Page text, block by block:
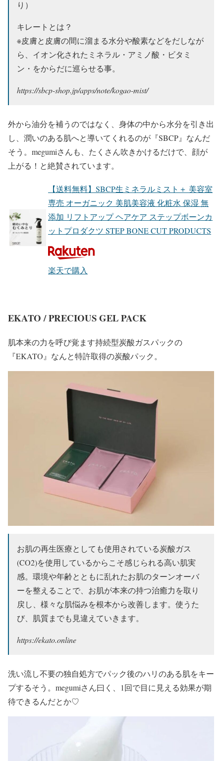
り）
キレートとは？
※皮膚と皮膚の間に溜まる水分や酸素などをだしなが
ら、イオン化されたミネラル・アミノ酸・ビタミ
ン・をからだに巡らせる事。
https://sbcp-shop.jp/apps/note/kogao-mist/
外から油分を補うのではなく、身体の中から水分を引き出
し、潤いのある肌へと導いてくれるのが『SBCP』なんだ
そう。megumiさんも、たくさん吹きかけるだけで、顔が
上がる！と絶賛されています。
【送料無料】SBCP生ミネラルミスト＋ 美容室
専売 オーガニック 美肌美容液 化粧水 保湿 無
添加 リフトアップ ヘアケア ステップボーンカ
ットプロダクツ STEP BONE CUT PRODUCTS
楽天で購入
EKATO / PRECIOUS GEL PACK
肌本来の力を呼び覚ます持続型炭酸ガスパックの
『EKATO』なんと特許取得の炭酸パック。
お肌の再生医療としても使用されている炭酸ガス
(CO2)を使用しているからこそ感じられる高い肌実
感。環境や年齢とともに乱れたお肌のターンオーバ
ーを整えることで、お肌が本来の持つ治癒力を取り
戻し、様々な肌悩みを根本から改善します。使うた
び、肌質までも見違えていきます。
https://ekato.online
洗い流し不要の独自処方でパック後のハリのある肌をキー
プするそう。megumiさん曰く、1回で目に見える効果が期
待できるんだとか♡